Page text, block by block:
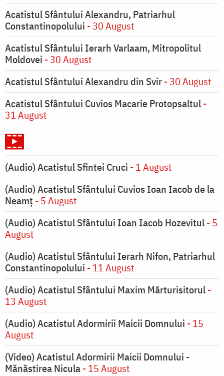
Acatistul Sfântului Alexandru, Patriarhul
Constantinopolului - 30 August
Acatistul Sfântului Ierarh Varlaam, Mitropolitul
Moldovei - 30 August
Acatistul Sfântului Alexandru din Svir- 30 August
Acatistul Sfântului Cuvios Macarie Protopsaltul-
31 August
(Audio) Acatistul Sfintei Cruci - 1 August
(Audio) Acatistul Sfântului Cuvios Ioan Iacob de la
Neamț - 5 August
(Audio) Acatistul Sfântului Ioan Iacob Hozevitul- 5
August
(Audio) Acatistul Sfântului Ierarh Nifon, Patriarhul
Constantinopolului - 11 August
(Audio) Acatistul Sfântului Maxim Mărturisitorul-
13 August
(Audio) Acatistul Adormirii Maicii Domnului - 15
August
(Video) Acatistul Adormirii Maicii Domnului -
Mănăstirea Nicula- 15 August